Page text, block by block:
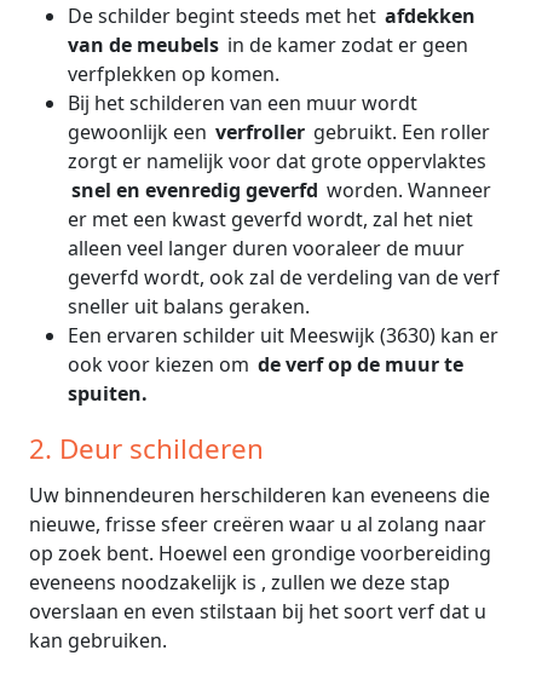
De schilder begint steeds met het afdekken
van de meubels in de kamer zodat er geen
verfplekken op komen.
Bij het schilderen van een muur wordt
gewoonlijk een verfroller gebruikt. Een roller
zorgt er namelijk voor dat grote oppervlaktes
snel en evenredig geverfd worden. Wanneer
er met een kwast geverfd wordt, zal het niet
alleen veel langer duren vooraleer de muur
geverfd wordt, ook zal de verdeling van de verf
sneller uit balans geraken.
Een ervaren schilder uit Meeswijk (3630) kan er
ook voor kiezen om de verf op de muur te
spuiten.
2. Deur schilderen
Uw binnendeuren herschilderen kan eveneens die
nieuwe, frisse sfeer creëren waar u al zolang naar
op zoek bent. Hoewel een grondige voorbereiding
eveneens noodzakelijk is , zullen we deze stap
overslaan en even stilstaan bij het soort verf dat u
kan gebruiken.